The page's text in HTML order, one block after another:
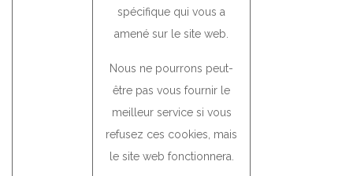
spécifique qui vous a
amené sur le site web.
Nous ne pourrons peut-
être pas vous fournir le
meilleur service si vous
refusez ces cookies, mais
le site web fonctionnera.